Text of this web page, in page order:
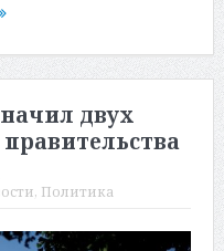
двух
, Политика